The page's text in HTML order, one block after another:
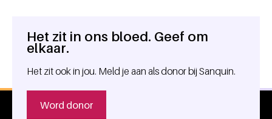
Algemene informatie
Het zit in ons bloed. Geef om
elkaar.
Het zit ook in jou. Meld je aan als donor bij Sanquin.
Word donor